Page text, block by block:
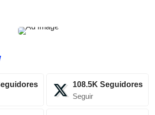
108.5K Seguidores
Seguir